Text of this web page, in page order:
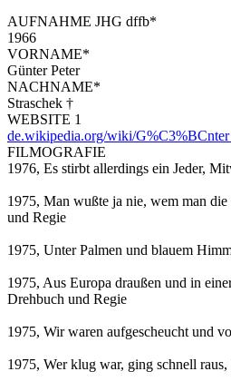
AUFNAHME JHG dffb*
1966
VORNAME*
Günter Peter
NACHNAME*
Straschek †
WEBSITE 1
de.wikipedia.org/wiki/
FILMOGRAFIE
1976, Es stirbt allerdings ein Jeder,
1975, Man wußte ja nie, wem man
und Regie
1975, Unter Palmen und blauem
1975, Aus Europa draußen und in
Drehbuch und Regie
1975, Wir waren aufgescheucht und
1975, Wer klug war, ging schnell